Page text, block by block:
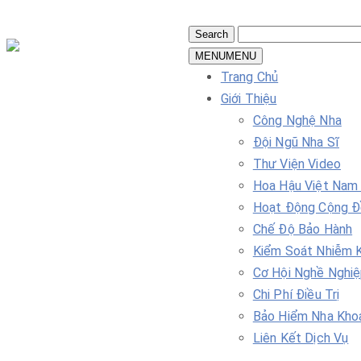
MENUMENU
Trang Chủ
Giới Thiệu
Công Nghệ Nha
Đội Ngũ Nha Sĩ
Thư Viện Video
Hoa Hậu Việt
Hoạt Động Cộng
Chế Độ Bảo Hành
Kiểm Soát Nhiễm
Cơ Hội Nghề
Chi Phí Điều Trị
Bảo Hiểm Nha
Liên Kết Dịch Vụ